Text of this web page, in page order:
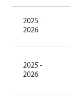
2025 -
2026
2025 -
2026